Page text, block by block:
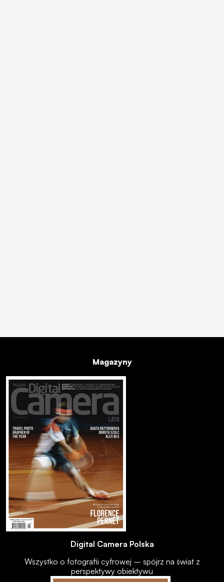
Magazyny
Digital Camera Polska
Wszystko o fotografii cyfrowej – spójrz na świat z
perspektywy obiektywu